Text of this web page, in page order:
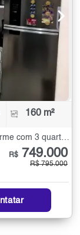
160 m²
Condomínio Fechado à Venda na Vila Guilherme com 3 quartos - 160 m²
R$ 749.000
R$ 795.000